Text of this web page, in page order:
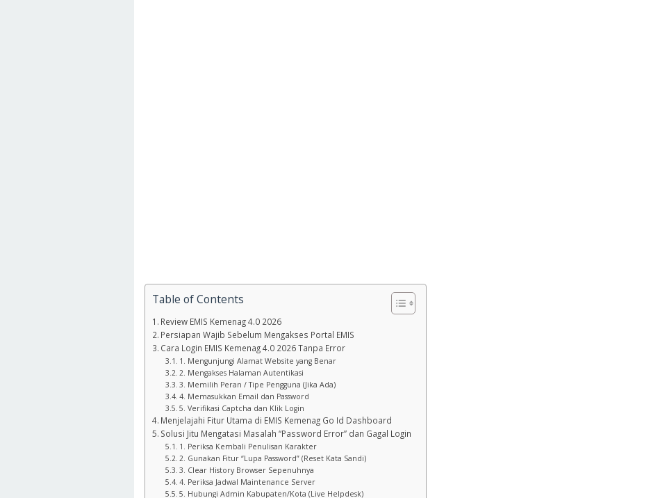
Table of Contents
Review EMIS Kemenag 4.0 2026
Persiapan Wajib Sebelum Mengakses Portal EMIS
Cara Login EMIS Kemenag 4.0 2026 Tanpa Error
1. Mengunjungi Alamat Website yang Benar
2. Mengakses Halaman Autentikasi
3. Memilih Peran / Tipe Pengguna (Jika Ada)
4. Memasukkan Email dan Password
5. Verifikasi Captcha dan Klik Login
Menjelajahi Fitur Utama di EMIS Kemenag Go Id Dashboard
Solusi Jitu Mengatasi Masalah “Password Error” dan Gagal Login
1. Periksa Kembali Penulisan Karakter
2. Gunakan Fitur “Lupa Password” (Reset Kata Sandi)
3. Clear History Browser Sepenuhnya
4. Periksa Jadwal Maintenance Server
5. Hubungi Admin Kabupaten/Kota (Live Helpdesk)